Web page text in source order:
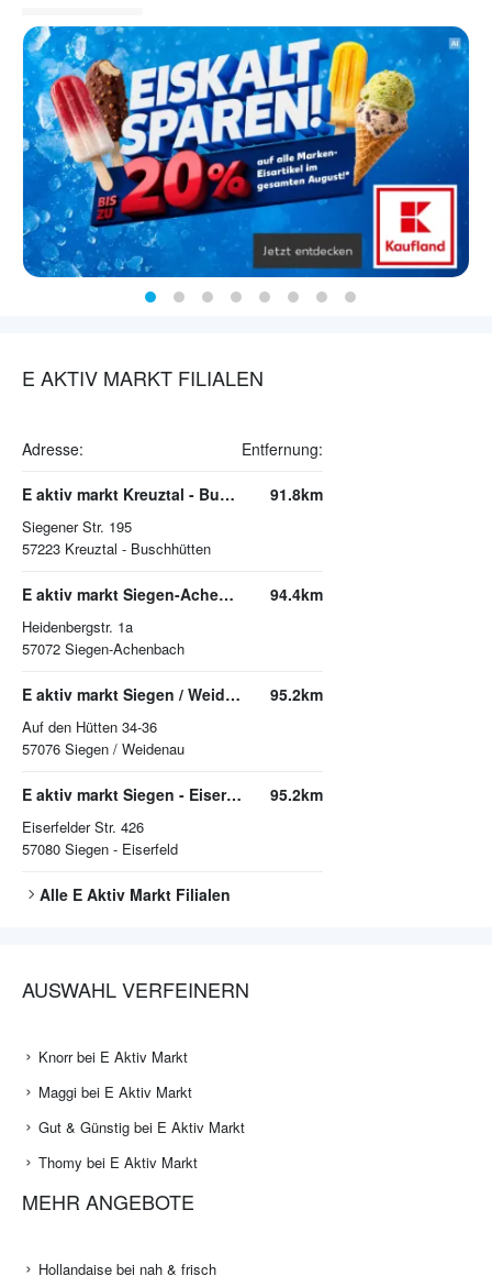
E AKTIV MARKT FILIALEN
Adresse: Entfernung:
E aktiv markt Kreuztal - Buschhütten
Siegener Str. 195
57223 Kreuztal - Buschhütten
91.8km
E aktiv markt Siegen-Achenbach
Heidenbergstr. 1a
57072 Siegen-Achenbach
94.4km
E aktiv markt Siegen / Weidenau
Auf den Hütten 34-36
57076 Siegen / Weidenau
95.2km
E aktiv markt Siegen - Eiserfeld
Eiserfelder Str. 426
57080 Siegen - Eiserfeld
95.2km
Alle E Aktiv Markt Filialen
AUSWAHL VERFEINERN
Knorr bei E Aktiv Markt
Maggi bei E Aktiv Markt
Gut & Günstig bei E Aktiv Markt
Thomy bei E Aktiv Markt
MEHR ANGEBOTE
Hollandaise bei nah & frisch